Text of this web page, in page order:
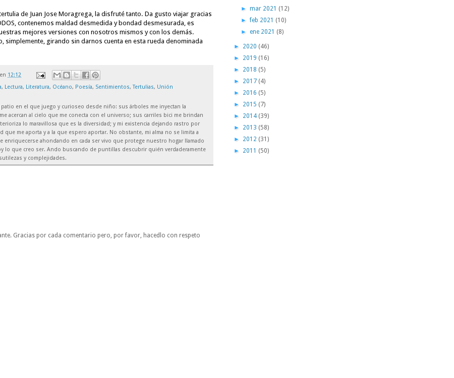
de Juan Jose Moragrega , la disfruté tanto. Da gusto viajar gracias
contenemos maldad desmedida y bondad desmesurada, es
mejores versiones con nosotros mismos y con los demás.
simplemente, girando sin darnos cuenta en esta rueda denominada
en 12:12
, Lectura, Literatura, Océano, Poesía, Sentimientos,Tertulias, Unión
patio en el que juego y curioseo desde niño: sus árboles me inyectan la
acercan al cielo que me conecta con el universo; sus carriles bici me brindan
lo maravillosa que es la diversidad; y mi existencia dejando rastro por
que me aporta y a la que espero aportar. No obstante, mi alma no se limita a
ahondando en cada ser vivo que protege nuestro hogar llamado
lo que creo ser. Ando buscando de puntillas descubrir quién verdaderamente
y complejidades.
Gracias por cada comentario pero, por favor, hacedlo con respeto
►mar 2021 (12)
►feb 2021 (10)
►ene 2021 (8)
► 2020 (46)
► 2019 (16)
► 2018 (5)
► 2017 (4)
► 2016 (5)
► 2015 (7)
► 2014 (39)
► 2013 (58)
► 2012 (31)
► 2011 (50)